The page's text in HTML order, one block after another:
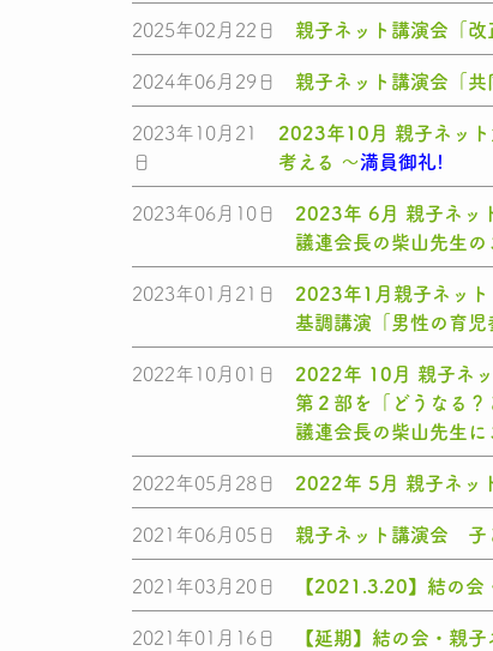
親子ネット講演会「
2025年02月22日
親子ネット講演会「
2024年06月29日
2023年10月 親子ネッ
考える ～満員御礼!
2023年10月21
日
2023年 6月 親子ネッ
議連会長の柴山先生
2023年06月10日
2023年1月親子ネッ
基調講演「男性の育
2023年01月21日
2022年 10月 親子ネ
第２部を「どうなる
議連会長の柴山先生
2022年10月01日
2022年 5月 親子ネッ
2022年05月28日
親子ネット講演会 ⼦
2021年06月05日
【2021.3.20】結の会
2021年03月20日
【延期】結の会・親
2021年01月16日